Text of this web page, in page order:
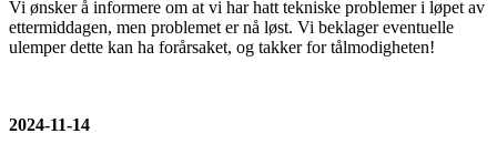
Vi ønsker å informere om at vi har hatt tekniske problemer i løpet av
ettermiddagen, men problemet er nå løst. Vi beklager eventuelle
ulemper dette kan ha forårsaket, og takker for tålmodigheten!
2024-11-14